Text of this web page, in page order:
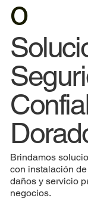
o
Brindamos
con instalación
daños y servicio
negocios.